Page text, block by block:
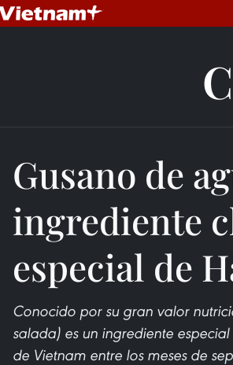
Gusano de
ingrediente
especial de
Conocido por su gran valor
salada) es un ingrediente
de Vietnam entre los meses de